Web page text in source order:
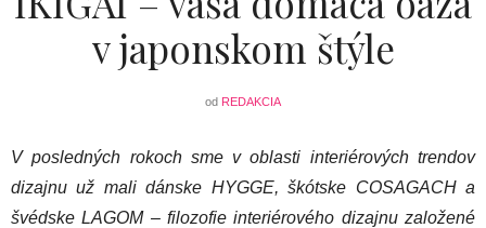
v japonskom štýle
od REDAKCIA
V posledných rokoch sme v oblasti interiérových trendov
dizajnu už mali dánske HYGGE, škótske COSAGACH a
švédske LAGOM – filozofie interiérového dizajnu založené